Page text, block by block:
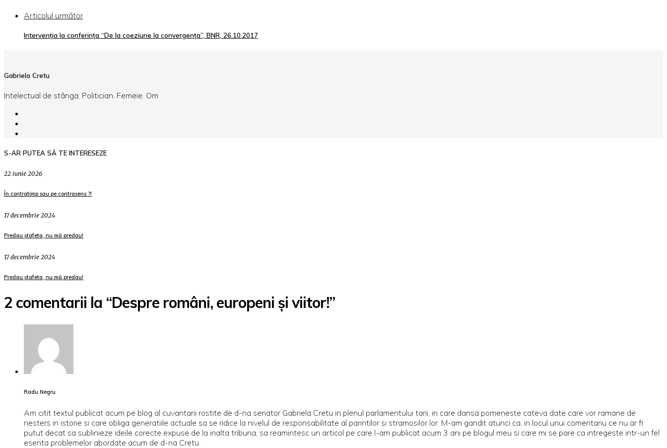
Articolul următor
Intervenția la conferința “De la coeziune la convergența”, BNR, 26.10.2017
Gabriela Cretu
Intelectual de stânga. Politician. Femeie. Om
S-AR PUTEA SĂ TE INTERESEZE
22 iunie 2026
În contratimp sau pe contrasens ?!
17 decembrie 2024
Predau ștafeta, nu mă predau!
17 decembrie 2024
Predau ștafeta, nu mă predau!
2 comentarii la “Despre români, europeni și viitor!”
Radu Negru
Am citit textul publicat acum pe blog al cuvantarii rostite de d-na senator Gabriela Cretu in plenul parlamentului tarii, in care dansa pomeneste cateva date care vor ramane de
nesters in istorie si care obliga generatiile actuale sa se ridice la nivelul de responsabilitate al parintilor si stramosilor lor. M-am gandit atunci ca, in locul unui comentariu ce nu ar fi
putut decat sa sublinieze ideile corecte expuse de la inalta tribuna, sa reamintesc un articol pe care l-am publicat acum 3 ani pe blogul meu si care mi se pare ca intregeste intr-un fel
esenta problemelor abordate acum de d-na Cretu.